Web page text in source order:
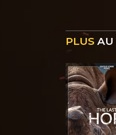
PLUSAU